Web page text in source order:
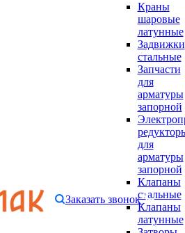
Краны
шаровые
латунные
Задвижки
стальные
Запчасти
для
арматуры
запорной
для
арматуры
запорной
Клапаны
стальные
Клапаны
латунные
Заказать звонок